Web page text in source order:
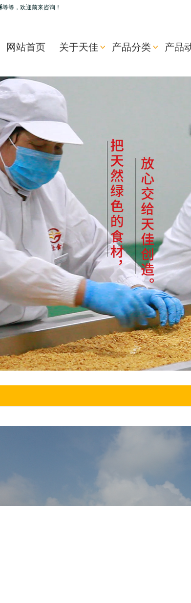
等等，欢迎前来咨询！
网站首页 关于天佳 产品分类 产品